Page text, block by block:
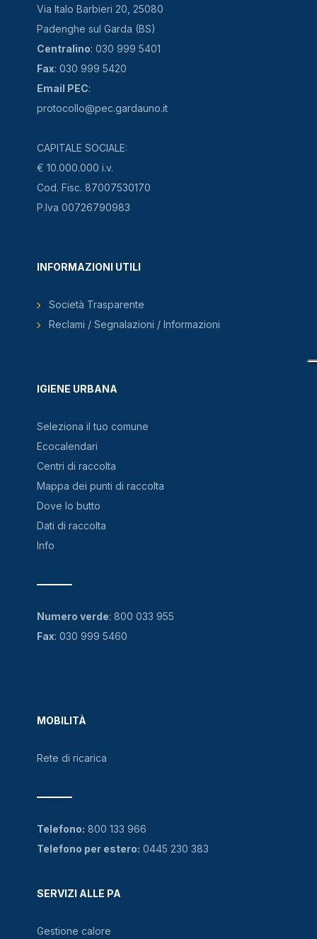
Via Italo Barbieri 20, 25080
Padenghe sul Garda (BS)
Centralino: 030 999 5401
Fax: 030 999 5420
Email PEC:
protocollo@pec.gardauno.it
CAPITALE SOCIALE:
€ 10.000.000 i.v.
Cod. Fisc. 87007530170
P.Iva 00726790983
IGIENE URBANA
Seleziona il tuo comune
Ecocalendari
Centri di raccolta
Mappa dei punti di raccolta
Dove lo butto
Dati di raccolta
Info
MOBILITÀ
Rete di ricarica
SERVIZI ALLE PA
Gestione calore
INFORMAZIONI UTILI
Società Trasparente
Reclami / Segnalazioni / Informazioni
Numero verde: 800 033 955
Fax: 030 999 5460
Telefono: 800 133 966
Telefono per estero: 0445 230 383